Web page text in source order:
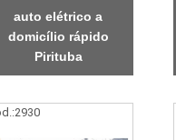
auto elétrico a
domicílio rápido
Pirituba
2930